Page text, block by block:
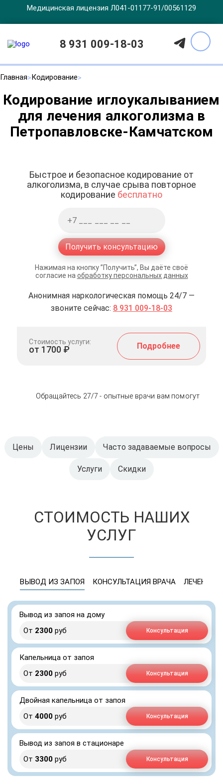
Медицинская лицензия Л041-01177-91/00561129
8 931 009-18-03
Главная Кодирование
Кодирование иглоукалыванием
для лечения алкоголизма в
Петропавловске-Камчатском
Быстрое и безопасное кодирование от
алкоголизма, в случае срыва повторное
кодирование бесплатно
Получить консультацию
Нажимая на кнопку ”Получить”, Вы даёте своё
согласие на обработку персональных данных
Анонимная наркологическая помощь 24/7 —
звоните сейчас: 8 931 009-18-03
Стоимость услуги:
от 1700 ₽ Подробнее
Обращайтесь 27/7 - опытные врачи вам помогут
Цены Лицензии Часто задаваемые вопросы
Услуги Скидки
СТОИМОСТЬ НАШИХ
УСЛУГ
ВЫВОД ИЗ ЗАПОЯ КОНСУЛЬТАЦИЯ ВРАЧА ЛЕЧЕНИЕ
Вывод из запоя на дому
От 2300 руб Консультация
Капельница от запоя
От 2300 руб Консультация
Двойная капельница от запоя
От 4000 руб Консультация
Вывод из запоя в стационаре
От 3300 руб Консультация